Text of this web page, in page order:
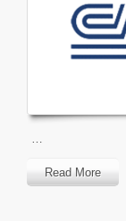
…
Read More